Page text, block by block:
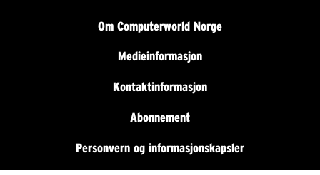
Om Computerworld Norge
Medieinformasjon
Kontaktinformasjon
Abonnement
Personvern og informasjonskapsler